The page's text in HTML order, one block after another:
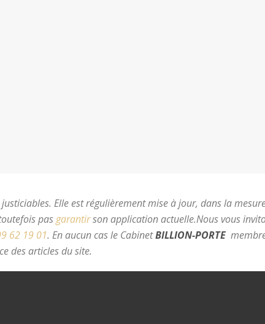
Elle est régulièrement mise à jour, dans la
pasgarantirson application actuelle.Nous vous
62 19 01. En aucun cas le CabinetBILLION-PORTE
des articles du site.